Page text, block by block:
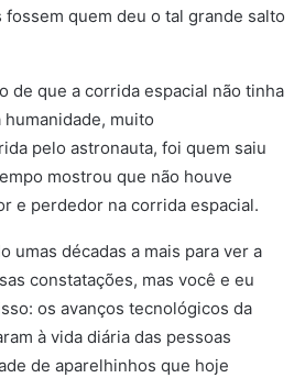
quem deu o tal grande salto
de que a corrida espacial não tinha
muito
pelo astronauta, foi quem saiu
mostrou que não houve
e perdedor na corrida espacial.
umas décadas a mais para ver a
constatações, mas você e eu
os avanços tecnológicos da
à vida diária das pessoas
de aparelhinhos que hoje